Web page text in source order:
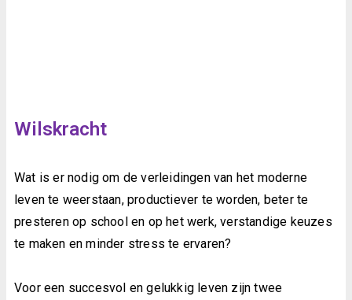
Wilskracht
Wat is er nodig om de verleidingen van het moderne
leven te weerstaan, productiever te worden, beter te
presteren op school en op het werk, verstandige keuzes
te maken en minder stress te ervaren?
Voor een succesvol en gelukkig leven zijn twee